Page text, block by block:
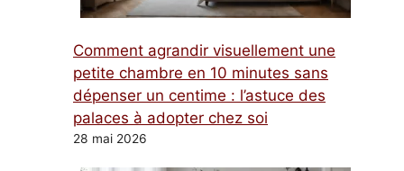
Comment agrandir visuellement une
petite chambre en 10 minutes sans
dépenser un centime : l’astuce des
palaces à adopter chez soi
28 mai 2026